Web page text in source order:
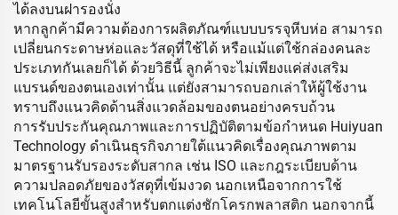
ได้ลงบนฝารองนั่ง
หากลูกค้ามีความต้องการผลิตภัณฑ์แบบบรรจุหีบห่อ สามารถ
เปลี่ยนกระดาษห่อและวัสดุที่ใช้ได้ หรือแม้แต่ใช้กล่องคนละ
ประเภทกันเลยก็ได้ ด้วยวิธีนี้ ลูกค้าจะไม่เพียงแค่ส่งเสริม
แบรนด์ของตนเองเท่านั้น แต่ยังสามารถบอกเล่าให้ผู้ใช้งาน
ทราบถึงแนวคิดด้านสิ่งแวดล้อมของตนอย่างครบถ้วน
การรับประกันคุณภาพและการปฏิบัติตามข้อกำหนด Huiyuan
Technology ดำเนินธุรกิจภายใต้แนวคิดเรื่องคุณภาพตาม
มาตรฐานรับรองระดับสากล เช่น ISO และกฎระเบียบด้าน
ความปลอดภัยของวัสดุที่เข้มงวด นอกเหนือจากการใช้
เทคโนโลยีขั้นสูงสำหรับตกแต่งชักโครกพลาสติก นอกจากนี้